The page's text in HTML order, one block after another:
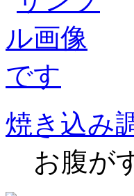
焼き込み
お腹が